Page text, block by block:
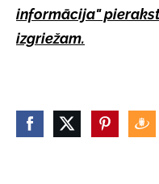
informācija"
izgriežam.